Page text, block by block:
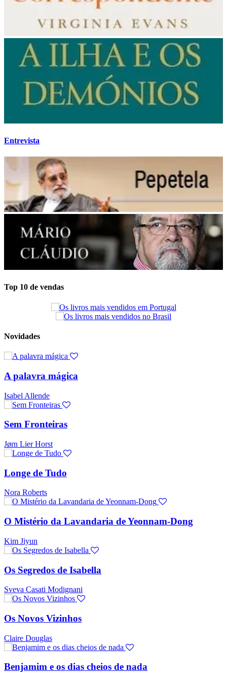
Entrevista
Top 10 de vendas
Novidades
A palavra mágica
Isabel Allende
Sem Fronteiras
Jørn Lier Horst
Longe de Tudo
Nora Roberts
O Mistério da Lavandaria de Yeonnam-Dong
Kim Jiyun
Os Segredos de Isabella
Sveva Casati Modignani
Os Novos Vizinhos
Claire Douglas
Benjamim e os dias cheios de nada